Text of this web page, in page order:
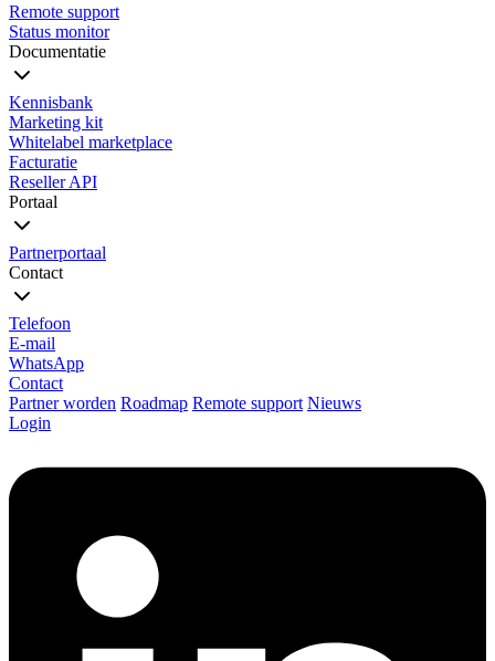
Remote support
Status monitor
Documentatie
Kennisbank
Marketing kit
Whitelabel marketplace
Facturatie
Reseller API
Portaal
Partnerportaal
Contact
Telefoon
E-mail
WhatsApp
Contact
Partner worden Roadmap Remote support Nieuws
Login